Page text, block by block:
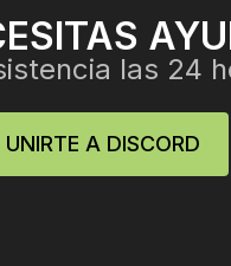
las 24
UNIRTE A DISCORD